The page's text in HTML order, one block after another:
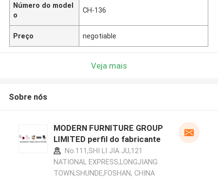
Número do model
o
CH-136
Preço negotiable
Veja mais
Sobre nós
MODERN FURNITURE GROUP
LIMITED perfil do fabricante
No.111,SHI LI JIA JU,121
NATIONAL EXPRESS,LONGJIANG
TOWN,SHUNDE,FOSHAN, CHINA